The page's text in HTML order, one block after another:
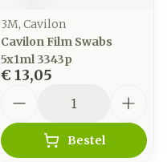
3M, Cavilon
Cavilon Film Swabs
5x1ml 3343p
€ 13,05
Bestel